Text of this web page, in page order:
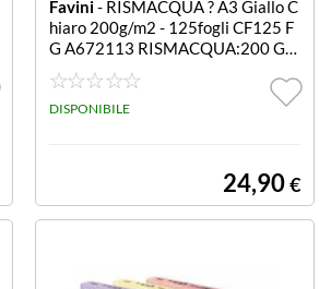
Favini- RISMACQUA ? A3 Giallo C
hiaro 200g/m2 - 125fogli CF125 F
G A672113 RISMACQUA:200 GI
ALLO CHIARO 07 A3
DISPONIBILE
24,90€